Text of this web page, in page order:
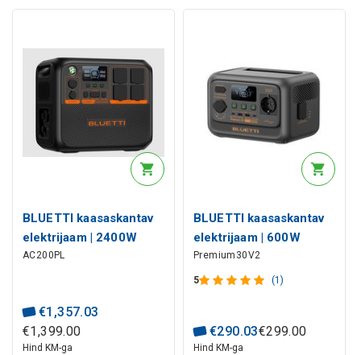
BLUETTI kaasaskantav
elektrijaam | 2400W
2304Wh LiFePO4
AC200PL
€1 ,357.03
€1,399.00
Hind KM-ga
BLUETTI kaasaskantav
elektrijaam | 600W
320Wh LiFePO4
Premium30V2
5 (1)
€290.03€299.00
Hind KM-ga